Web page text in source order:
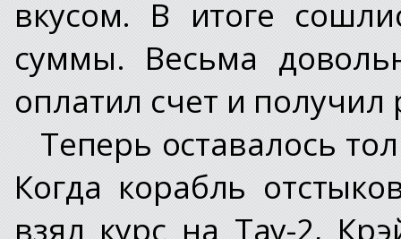
вкусом. В итоге
суммы. Весьма
оплатил счет и
Теперь оставалось
Когда корабль
взял курс на Тау-2,